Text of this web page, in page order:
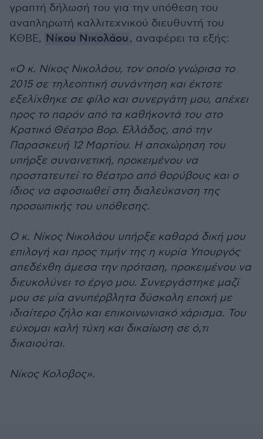
γραπτή δήλωσή του για την υπόθεση του
αναπληρωτή καλλιτεχνικού διευθυντή του
ΚΘΒΕ, Νίκου Νικολάου , αναφέρει τα εξής:
«Ο κ. Νίκος Νικολάου, τον οποίο γνώρισα το
2015 σε τηλεοπτική συνάντηση και έκτοτε
εξελίχθηκε σε φίλο και συνεργάτη μου, απέχει
προς το παρόν από τα καθήκοντά του στο
Κρατικό Θέατρο Βορ. Ελλάδος, από την
Παρασκευή 12 Μαρτίου. Η αποχώρηση του
υπήρξε συναινετική, προκειμένου να
προστατευτεί το θέατρο από θορύβους και ο
ίδιος να αφοσιωθεί στη διαλεύκανση της
προσωπικής του υπόθεσης.
Ο κ. Νίκος Νικολάου υπήρξε καθαρά δική μου
επιλογή και προς τιμήν της η κυρία Υπουργός
απεδέχθη άμεσα την πρόταση, προκειμένου να
διευκολύνει το έργο μου. Συνεργάστηκε μαζί
μου σε μία ανυπέρβλητα δύσκολη εποχή με
ιδιαίτερο ζήλο και επικοινωνιακό χάρισμα. Του
εύχομαι καλή τύχη και δικαίωση σε ό,τι
δικαιούται.
Νίκος Κολοβος».